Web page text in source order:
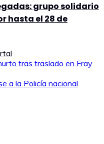
grupo solidario
hasta el 28 de
tras traslado en Fray
a la Policía nacional